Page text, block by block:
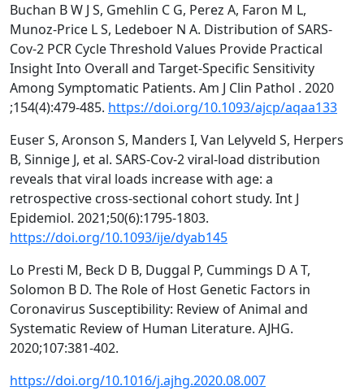
Buchan B W J S, Gmehlin C G, Perez A, Faron M L,
Munoz-Price L S, Ledeboer N A. Distribution of SARS-
Cov-2 PCR Cycle Threshold Values Provide Practical
Insight Into Overall and Target-Specific Sensitivity
Among Symptomatic Patients. Am J Clin Pathol . 2020
;154(4):479-485. https://doi.org/10.1093/ajcp/aqaa133
Euser S, Aronson S, Manders I, Van Lelyveld S, Herpers
B, Sinnige J, et al. SARS-Cov-2 viral-load distribution
reveals that viral loads increase with age: a
retrospective cross-sectional cohort study. Int J
Epidemiol. 2021;50(6):1795-1803.
https://doi.org/10.1093/ije/dyab145
Lo Presti M, Beck D B, Duggal P, Cummings D A T,
Solomon B D. The Role of Host Genetic Factors in
Coronavirus Susceptibility: Review of Animal and
Systematic Review of Human Literature. AJHG.
2020;107:381-402.
https://doi.org/10.1016/j.ajhg.2020.08.007